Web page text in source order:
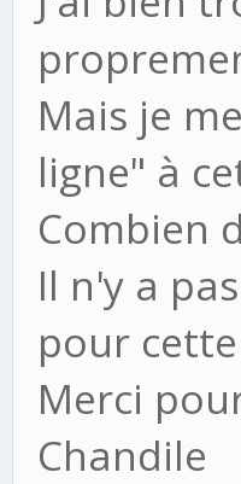
Mais je
ligne" à
Combien
Il n'y a
pour
Merci
Chandile